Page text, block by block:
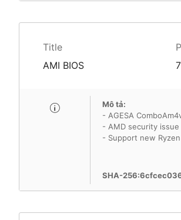
Title
AMI BIOS
Mô tả:
- AGESA
- AMD security issue
- Support new
SHA-